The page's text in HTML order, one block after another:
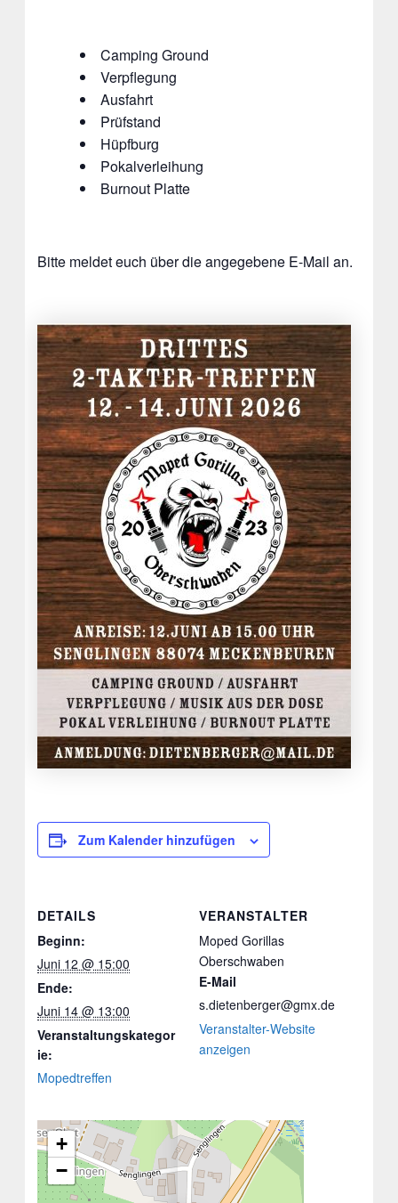
Camping Ground
Verpflegung
Ausfahrt
Prüfstand
Hüpfburg
Pokalverleihung
Burnout Platte
Bitte meldet euch über die angegebene E-Mail an.
Zum Kalender hinzufügen
DETAILS
Beginn:
Juni 12 @ 15:00
Ende:
Juni 14 @ 13:00
Veranstaltungskategor
ie:
Mopedtreffen
VERANSTALTER
Moped Gorillas
Oberschwaben
E-Mail
s.dietenberger@gmx.de
Veranstalter-Website
anzeigen
+
−